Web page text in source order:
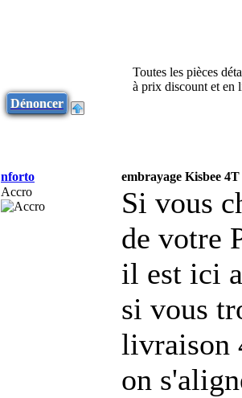
Toutes les pièces
à prix discount et
Dénoncer
nforto
embrayage Kisbee 4T
Accro
Si vous
de votre
il est ici
si vous
livraison
on